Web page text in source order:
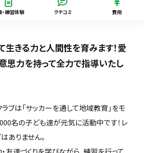
・練習体験 クチコミ 費用
生きる力と人間性を育みます！愛
意思力を持って全力で指導いたし
ブは「サッカーを通して地域教育」をモ
名の子ども達が元気に活動中です！レ
ありません。